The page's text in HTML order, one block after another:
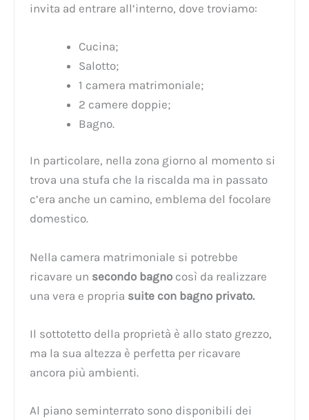
invita ad entrare all’interno, dove troviamo:
Cucina;
Salotto;
1 camera matrimoniale;
2 camere doppie;
Bagno.
In particolare, nella zona giorno al momento si
trova una stufa che la riscalda ma in passato
c’era anche un camino, emblema del focolare
domestico.
Nella camera matrimoniale si potrebbe
ricavare un secondo bagno così da realizzare
una vera e propria suite con bagno privato.
Il sottotetto della proprietà è allo stato grezzo,
ma la sua altezza è perfetta per ricavare
ancora più ambienti.
Al piano seminterrato sono disponibili dei